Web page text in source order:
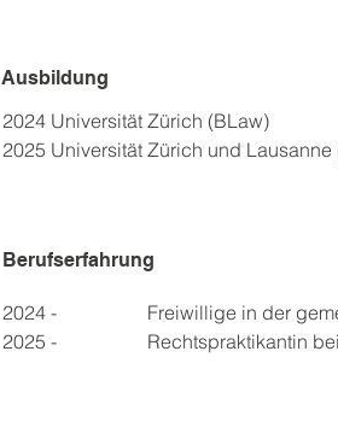
Ausbildung
2024	Universität Zürich (BLaw)
2025	Universität Zürich und
Berufserfahrung
2024 -
Freiwillige in der
2025 -
Rechtspraktikantin